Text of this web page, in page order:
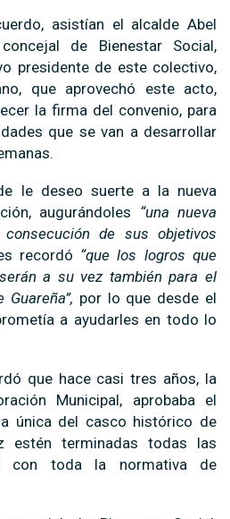
asistían el alcalde Abel
de Bienestar Social,
presidente de este colectivo,
que aprovechó este acto,
la firma del convenio, para
que se van a desarrollar
le deseo suerte a la nueva
augurándoles “una nueva
de sus objetivos
recordó “que los logros que
a su vez también para el
por lo que desde el
a ayudarles en todo lo
que hace casi tres años, la
Municipal, aprobaba el
única del casco histórico de
estén terminadas todas las
con toda la normativa de